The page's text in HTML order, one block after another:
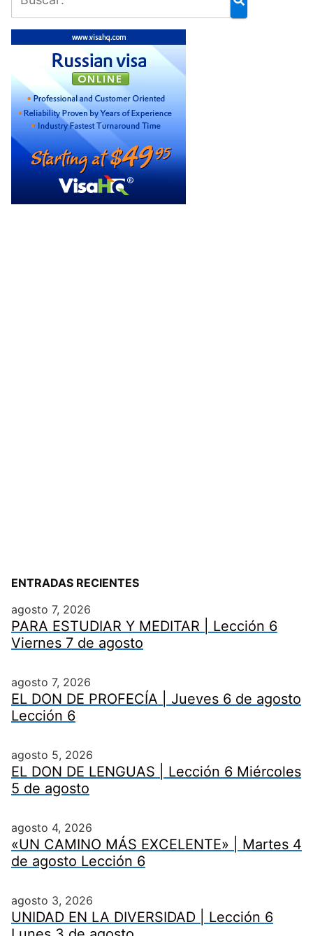
ENTRADAS RECIENTES
agosto 7, 2026
PARA ESTUDIAR Y MEDITAR | Lección 6
Viernes 7 de agosto
agosto 7, 2026
EL DON DE PROFECÍA | Jueves 6 de agosto
Lección 6
agosto 5, 2026
EL DON DE LENGUAS | Lección 6 Miércoles
5 de agosto
agosto 4, 2026
«UN CAMINO MÁS EXCELENTE» | Martes 4
de agosto Lección 6
agosto 3, 2026
UNIDAD EN LA DIVERSIDAD | Lección 6